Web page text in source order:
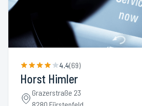
4.4(69)
Horst Himler
Grazerstraße 23